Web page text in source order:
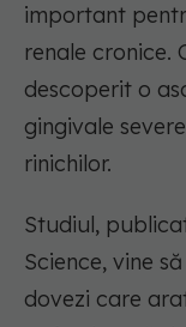
important
renale cronice.
descoperit o
gingivale
rinichilor.
Studiul,
Science, vine
dovezi care